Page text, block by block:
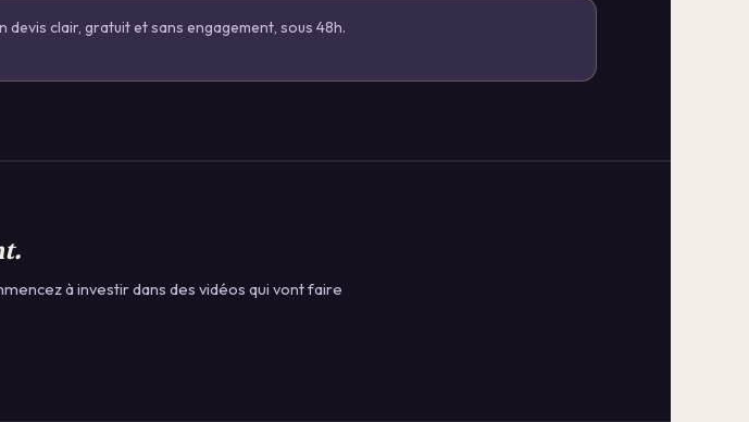
clair, gratuit et sans engagement, sous 48h.
à investir dans des vidéos qui vont faire